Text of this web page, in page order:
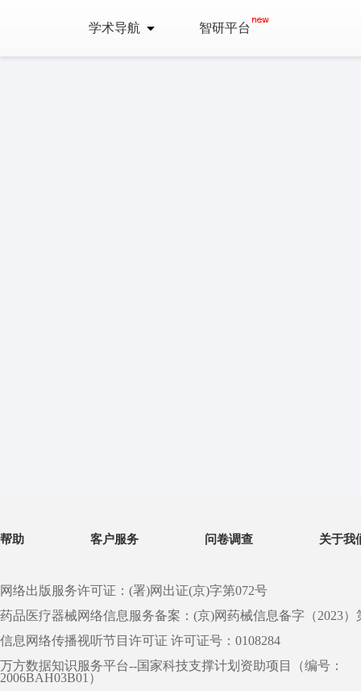
学术导航 智研平台
帮助 客户服务 问卷调查 关于我
网络出版服务许可证：(署)网出证(京)字第072号
药品医疗器械网络信息服务备案：(京)网药械信息备字（2023）
信息网络传播视听节目许可证 许可证号：0108284
万方数据知识服务平台--国家科技支撑计划资助项目（编号：
2006BAH03B01）